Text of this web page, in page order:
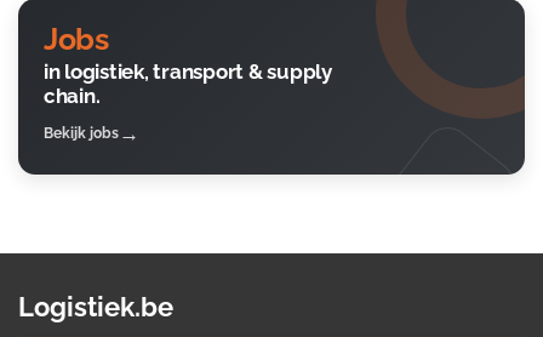
Jobs
in logistiek, transport & supply
chain.
Bekijk jobs
Logistiek.be